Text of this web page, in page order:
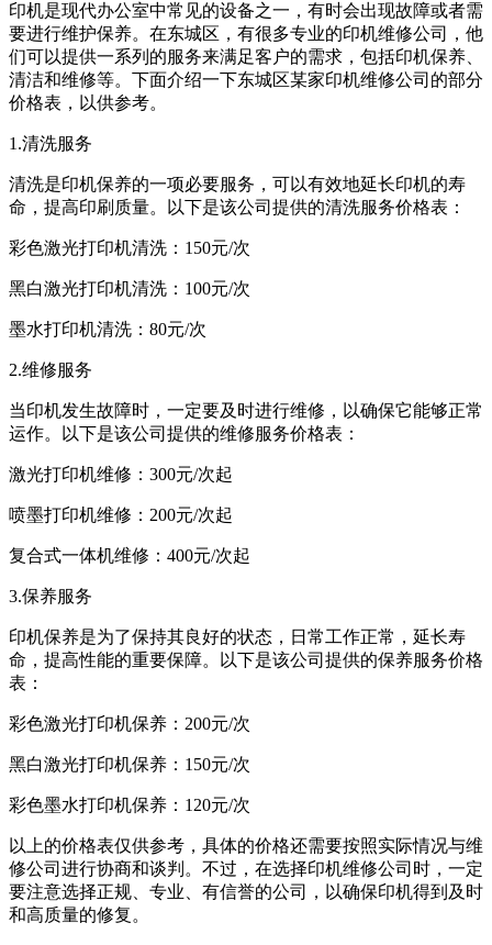
印机是现代办公室中常见的设备之一，有时会出现故障或者需
要进行维护保养。在东城区，有很多专业的印机维修公司，他
们可以提供一系列的服务来满足客户的需求，包括印机保养、
清洁和维修等。下面介绍一下东城区某家印机维修公司的部分
价格表，以供参考。
1.清洗服务
清洗是印机保养的一项必要服务，可以有效地延长印机的寿
命，提高印刷质量。以下是该公司提供的清洗服务价格表：
彩色激光打印机清洗：150元/次
黑白激光打印机清洗：100元/次
墨水打印机清洗：80元/次
2.维修服务
当印机发生故障时，一定要及时进行维修，以确保它能够正常
运作。以下是该公司提供的维修服务价格表：
激光打印机维修：300元/次起
喷墨打印机维修：200元/次起
复合式一体机维修：400元/次起
3.保养服务
印机保养是为了保持其良好的状态，日常工作正常，延长寿
命，提高性能的重要保障。以下是该公司提供的保养服务价格
表：
彩色激光打印机保养：200元/次
黑白激光打印机保养：150元/次
彩色墨水打印机保养：120元/次
以上的价格表仅供参考，具体的价格还需要按照实际情况与维
修公司进行协商和谈判。不过，在选择印机维修公司时，一定
要注意选择正规、专业、有信誉的公司，以确保印机得到及时
和高质量的修复。